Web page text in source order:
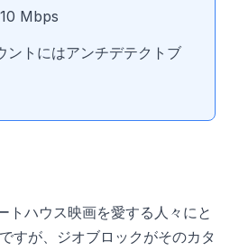
Mbps
ントにはアンチデテクトブ
トハウス映画を愛する人々にと
すが、ジオブロックがそのカタ